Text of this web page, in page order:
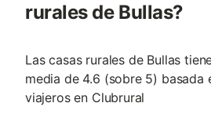
rurales de Bullas?
Las casas rurales de Bullas
media de 4.6 (sobre 5) basada
viajeros en Clubrural